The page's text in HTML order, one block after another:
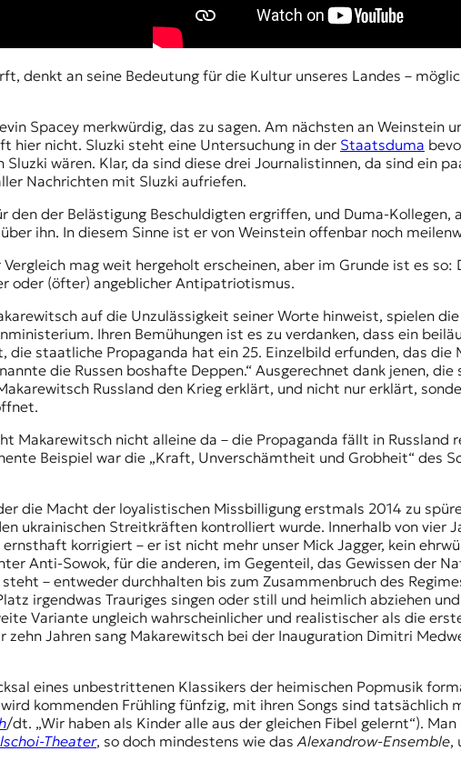
denkt an seine Bedeutung für die Kultur unseres Landes –
Spacey merkwürdig, das zu sagen. Am nächsten an Weinstein
hier nicht. Sluzki steht eine Untersuchung in der Staatsduma
wären. Klar, da sind diese drei Journalistinnen, da sind ein
Nachrichten mit Sluzki aufriefen.
der Belästigung Beschuldigten ergriffen, und Duma-Kollegen,
ihn. In diesem Sinne ist er von Weinstein offenbar noch
mag weit hergeholt erscheinen, aber im Grunde ist es
oder (öfter) angeblicher Antipatriotismus.
auf die Unzulässigkeit seiner Worte hinweist, spielen
Ihren Bemühungen ist es zu verdanken, dass ein
die staatliche Propaganda hat ein 25. Einzelbild erfunden, das
die Russen boshafte Deppen.“ Ausgerechnet dank jenen,
Russland den Krieg erklärt, und nicht nur erklärt,
Makarewitsch nicht alleine da – die Propaganda fällt in Russland
Beispiel war die „Kraft, Unverschämtheit und Grobheit“ des
die Macht der loyalistischen Missbilligung erstmals 2014 zu
ukrainischen Streitkräften kontrolliert wurde. Innerhalb von vier
korrigiert – er ist nicht mehr unser Mick Jagger, kein
Anti-Sowok, für die anderen, im Gegenteil, das Gewissen der
– entweder durchhalten bis zum Zusammenbruch des
irgendwas Trauriges singen oder still und heimlich abziehen
Variante ungleich wahrscheinlicher und realistischer als die
zehn Jahren sang Makarewitsch bei der Inauguration Dimitri
eines unbestrittenen Klassikers der heimischen Popmusik
wird kommenden Frühling fünfzig, mit ihren Songs sind tatsächlich
/dt. „Wir haben als Kinder alle aus der gleichen Fibel gelernt“).
Theater, so doch mindestens wie dasAlexandrow-Ensemble,